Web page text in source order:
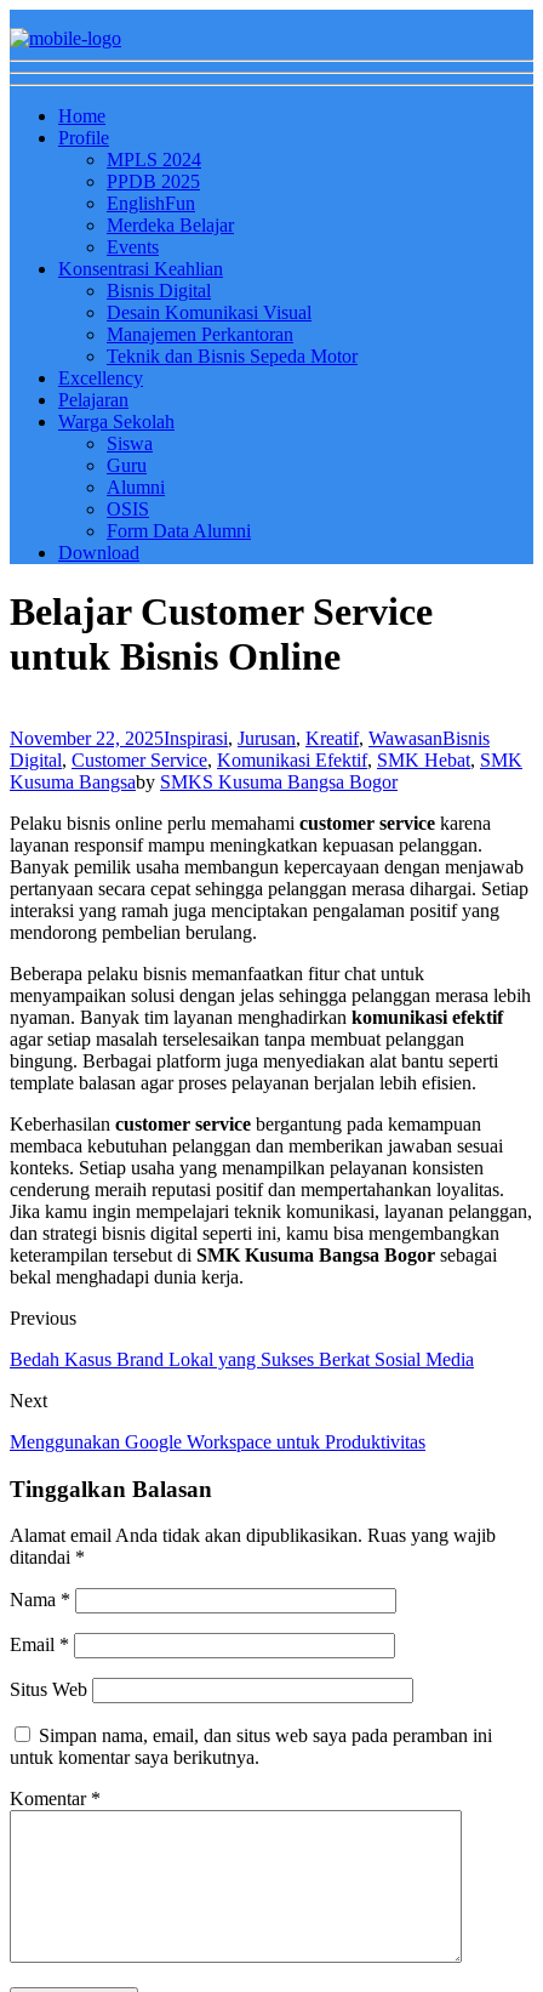
Home
Profile
MPLS 2024
PPDB 2025
EnglishFun
Merdeka Belajar
Events
Konsentrasi Keahlian
Bisnis Digital
Desain Komunikasi Visual
Manajemen Perkantoran
Teknik dan Bisnis Sepeda Motor
Excellency
Pelajaran
Warga Sekolah
Siswa
Guru
Alumni
OSIS
Form Data Alumni
Download
Belajar Customer Service
untuk Bisnis Online
November 22, 2025Inspirasi, Jurusan, Kreatif, WawasanBisnis
Digital, Customer Service, Komunikasi Efektif, SMK Hebat, SMK
Kusuma Bangsaby SMKS Kusuma Bangsa Bogor
Pelaku bisnis online perlu memahami customer service karena
layanan responsif mampu meningkatkan kepuasan pelanggan.
Banyak pemilik usaha membangun kepercayaan dengan menjawab
pertanyaan secara cepat sehingga pelanggan merasa dihargai. Setiap
interaksi yang ramah juga menciptakan pengalaman positif yang
mendorong pembelian berulang.
Beberapa pelaku bisnis memanfaatkan fitur chat untuk
menyampaikan solusi dengan jelas sehingga pelanggan merasa lebih
nyaman. Banyak tim layanan menghadirkan komunikasi efektif
agar setiap masalah terselesaikan tanpa membuat pelanggan
bingung. Berbagai platform juga menyediakan alat bantu seperti
template balasan agar proses pelayanan berjalan lebih efisien.
Keberhasilan customer service bergantung pada kemampuan
membaca kebutuhan pelanggan dan memberikan jawaban sesuai
konteks. Setiap usaha yang menampilkan pelayanan konsisten
cenderung meraih reputasi positif dan mempertahankan loyalitas.
Jika kamu ingin mempelajari teknik komunikasi, layanan pelanggan,
dan strategi bisnis digital seperti ini, kamu bisa mengembangkan
keterampilan tersebut di SMK Kusuma Bangsa Bogor sebagai
bekal menghadapi dunia kerja.
Previous
Bedah Kasus Brand Lokal yang Sukses Berkat Sosial Media
Next
Menggunakan Google Workspace untuk Produktivitas
Tinggalkan Balasan
Alamat email Anda tidak akan dipublikasikan. Ruas yang wajib
ditandai *
Nama *
Email *
Situs Web
Simpan nama, email, dan situs web saya pada peramban ini
untuk komentar saya berikutnya.
Komentar *